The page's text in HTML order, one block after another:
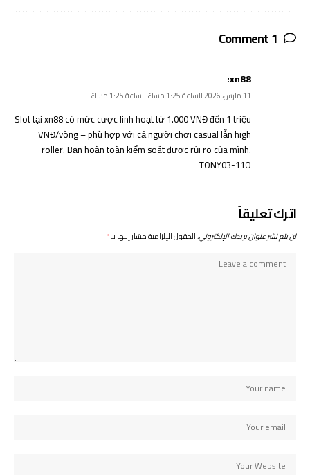
1 Comment
xn88
:
11 مارس، 2026 الساعة 1:25 مساءً الساعة 1:25 مساءً
Slot tại xn88 có mức cược linh hoạt từ 1.000 VNĐ đến 1 triệu
VNĐ/vòng – phù hợp với cả người chơi casual lẫn high
roller. Bạn hoàn toàn kiểm soát được rủi ro của mình.
TONY03-11O
اترك تعليقاً
لن يتم نشر عنوان بريدك الإلكتروني.الحقول الإلزامية مشار إليها بـ*